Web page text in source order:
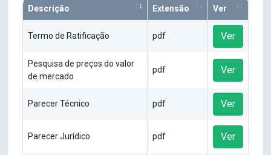
Descrição Extensão Ver
Termo de Ratificação pdf Ver
Pesquisa de preços do valor
de mercado
pdf Ver
Parecer Técnico pdf Ver
Parecer Jurídico pdf Ver